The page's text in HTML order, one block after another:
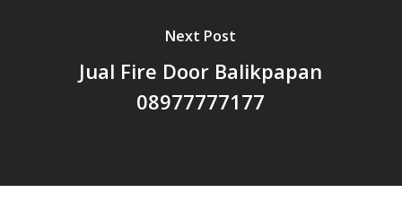
Next Post
Jual Fire Door Balikpapan
08977777177